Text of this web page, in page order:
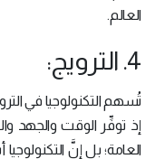
العالم.
4. الترويج:
تُسهم التكنولوجيا في
إذ توفِّر الوقت والجهد
العامة؛ بل إنَّ